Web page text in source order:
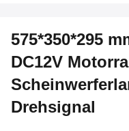
575*350*295
DC12V
Drehsignal